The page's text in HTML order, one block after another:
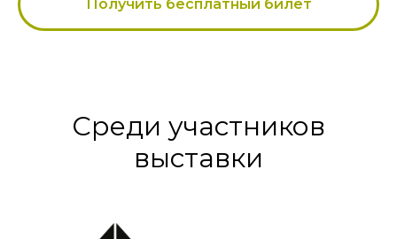
Получить бесплатный билет
Среди участников
выставки